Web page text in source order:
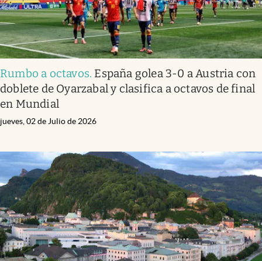
Rumbo a octavos. España golea 3-0 a Austria con
doblete de Oyarzabal y clasifica a octavos de final
en Mundial
jueves, 02 de Julio de 2026